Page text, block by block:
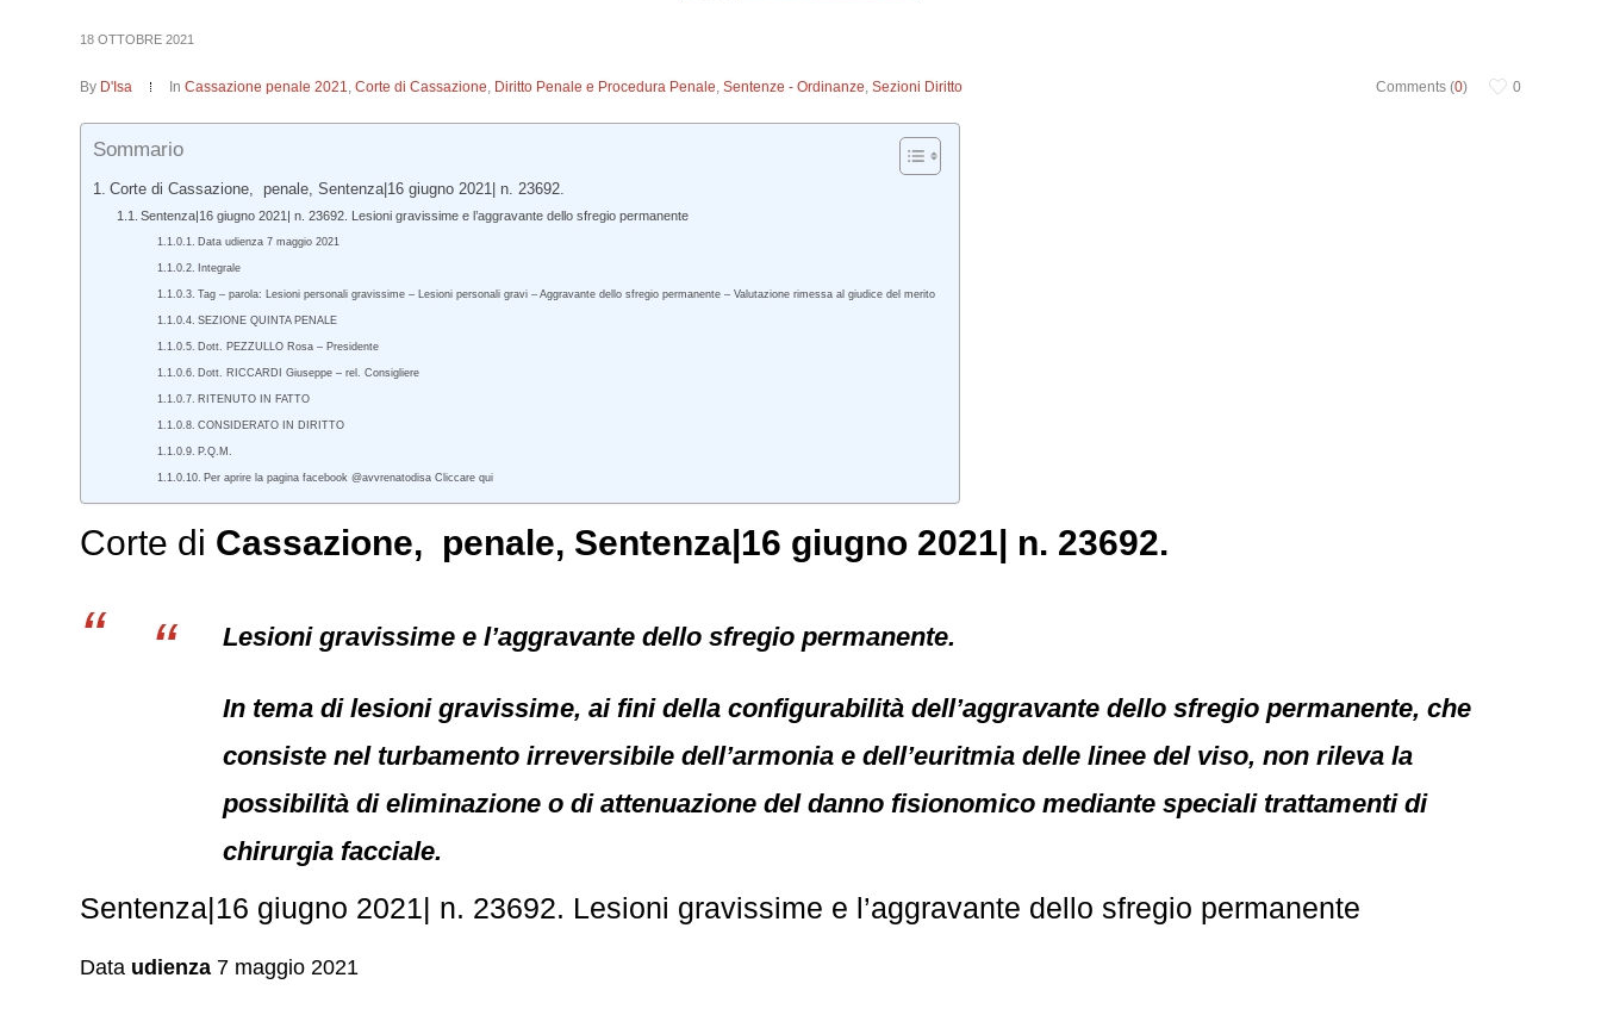
18 OTTOBRE 2021
Comments (0) 0
By D'Isa InCassazione penale 2021,Corte di Cassazione, Diritto Penale e Procedura Penale,Sentenze - Ordinanze,Sezioni Diritto
Sommario
Corte di Cassazione, penale, Sentenza|16 giugno 2021| n. 23692.
Sentenza|16 giugno 2021| n. 23692. Lesioni gravissime e l’aggravante dello sfregio permanente
Data udienza 7 maggio 2021
Integrale
Tag – parola: Lesioni personali gravissime – Lesioni personali gravi – Aggravante dello sfregio permanente – Valutazione rimessa al giudice del merito
SEZIONE QUINTA PENALE
Dott. PEZZULLO Rosa – Presidente
Dott. RICCARDI Giuseppe – rel. Consigliere
RITENUTO IN FATTO
CONSIDERATO IN DIRITTO
P.Q.M.
Per aprire la pagina facebook @avvrenatodisa Cliccare qui
Corte di Cassazione, penale, Sentenza|16 giugno 2021| n. 23692.
Lesioni gravissime e l’aggravante dello sfregio permanente.
In tema di lesioni gravissime, ai fini della configurabilità dell’aggravante dello sfregio permanente, che
consiste nel turbamento irreversibile dell’armonia e dell’euritmia delle linee del viso, non rileva la
possibilità di eliminazione o di attenuazione del danno fisionomico mediante speciali trattamenti di
chirurgia facciale.
Sentenza|16 giugno 2021| n. 23692. Lesioni gravissime e l’aggravante dello sfregio permanente
Data udienza 7 maggio 2021